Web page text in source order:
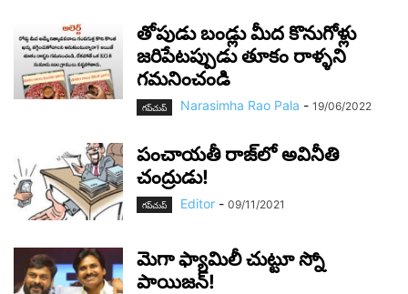
తోపుడు బండ్లు మీద కొనుగోళ్లు
జరిపేటప్పుడు తూకం రాళ్ళని
గమనించండి
గ‌ప్‌చుప్ Narasimha Rao Pala - 19/06/2022
పంచాయ‌తీ రాజ్‌లో అవినీతి
చంద్రుడు!
గ‌ప్‌చుప్ Editor - 09/11/2021
మెగా ఫ్యామిలీ చుట్టూ స్నో
పాయిజ‌న్‌!